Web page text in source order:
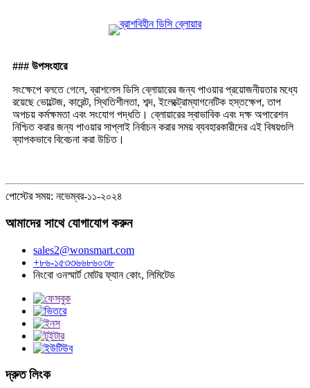
### উপসংহারে
সংক্ষেপে বলতে গেলে, ব্রাশলেস ডিসি ব্লোয়ারের জন্য পাওয়ার প্রয়োজনীয়তার মধ্যে
রয়েছে ভোল্টেজ, কারেন্ট, স্থিতিশীলতা, শব্দ, ইলেক্ট্রোম্যাগনেটিক হস্তক্ষেপ, তাপ
অপচয় কর্মক্ষমতা এবং সংযোগ পদ্ধতি। ব্লোয়ারের স্বাভাবিক এবং দক্ষ অপারেশন
নিশ্চিত করার জন্য পাওয়ার সাপ্লাই নির্বাচন করার সময় ব্যবহারকারীদের এই বিষয়গুলি
ব্যাপকভাবে বিবেচনা করা উচিত।
পোস্টের সময়: নভেম্বর-১১-২০২৪
আমাদের সাথে যোগাযোগ করুন
sales2@wonsmart.com
+৮৬-১৫৩৩৬৬৮৬০৩৮
নিংবো ওনস্মার্ট মোটর ফ্যান কোং, লিমিটেড
দ্রুত লিংক